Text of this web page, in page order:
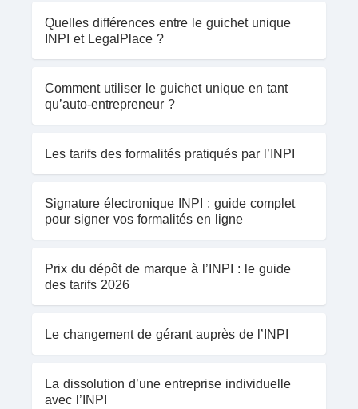
Quelles différences entre le guichet unique
INPI et LegalPlace ?
Comment utiliser le guichet unique en tant
qu’auto-entrepreneur ?
Les tarifs des formalités pratiqués par l’INPI
Signature électronique INPI : guide complet
pour signer vos formalités en ligne
Prix du dépôt de marque à l’INPI : le guide
des tarifs 2026
Le changement de gérant auprès de l’INPI
La dissolution d’une entreprise individuelle
avec l’INPI